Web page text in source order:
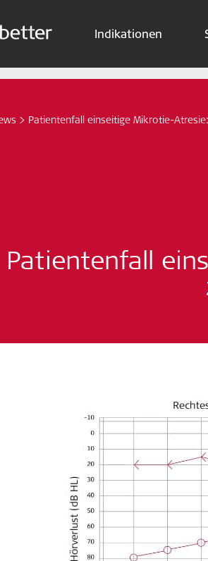
Indikationen
> Patientenfall einseitige Mikrotie-
Patientenfall